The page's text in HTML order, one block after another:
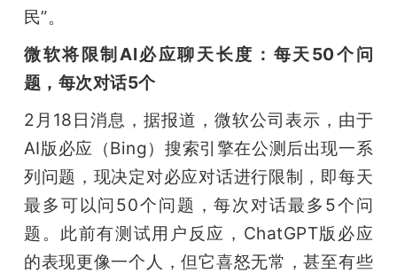
民”。
微软将限制AI必应聊天长度：每天50个问
题，每次对话5个
2月18日消息，据报道，微软公司表示，由于
AI版必应（Bing）搜索引擎在公测后出现一系
列问题，现决定对必应对话进行限制，即每天
最多可以问50个问题，每次对话最多5个问
题。此前有测试用户反应，ChatGPT版必应
的表现更像一个人，但它喜怒无常，甚至有些